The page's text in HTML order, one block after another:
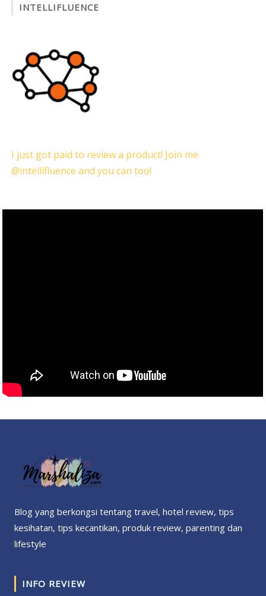
INTELLIFLUENCE
I just got paid to review a product! Join me
@intellifluence and you can too!
Blog yang berkongsi tentang travel, hotel review, tips
kesihatan, tips kecantikan, produk review, parenting dan
lifestyle
INFO REVIEW